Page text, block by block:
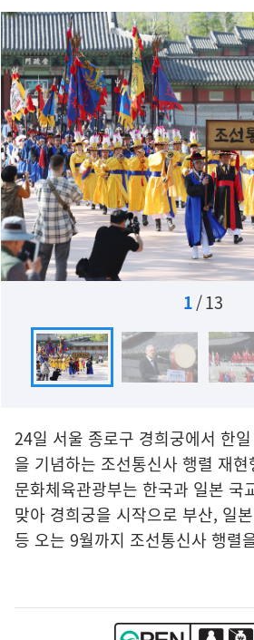
1/13
24일 서울 종로구 경희궁에서 한
을 기념하는 조선통신사 행렬 재
문화체육관광부는 한국과 일본 국
맞아 경희궁을 시작으로 부산, 일
등 오는 9월까지 조선통신사 행렬